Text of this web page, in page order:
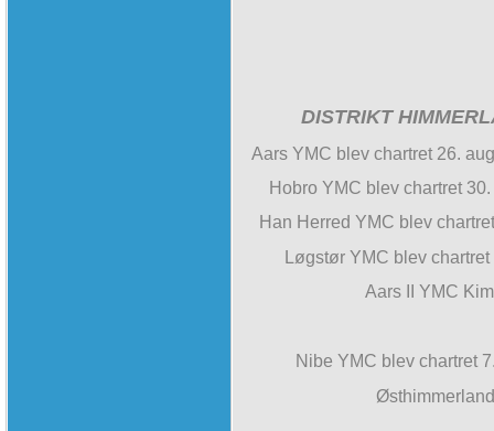
DISTRIKT
Aars YMC blev chartret 26.
Hobro YMC blev chartret
Han Herred YMC blev
Løgstør YMC blev
Aars II YMC
Nibe YMC blev chartret